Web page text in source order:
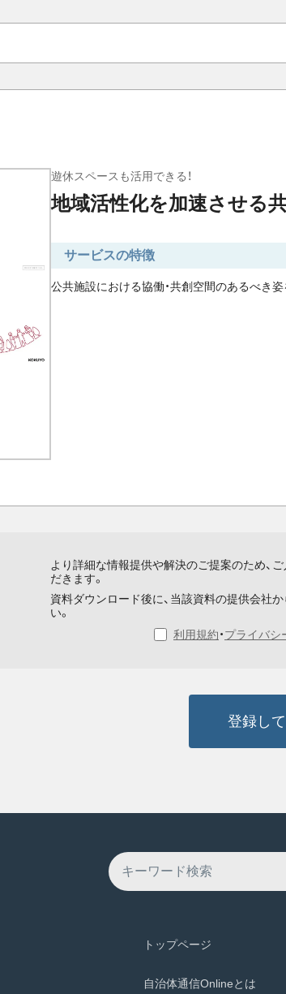
遊休スペースも活用できる！
地域活性化を加速させる
サービスの特徴
公共施設における協働・共創空間のあるべき姿
より詳細な情報提供や解決のご提案のため、
だきます。
資料ダウンロード後に、当該資料の提供会社
い。
利用規約・プライバシ
登録し
トップページ
自治体通信Onlineとは